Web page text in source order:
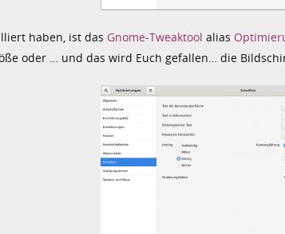
haben, ist das Gnome-Tweaktool alias
oder … und das wird Euch gefallen… die